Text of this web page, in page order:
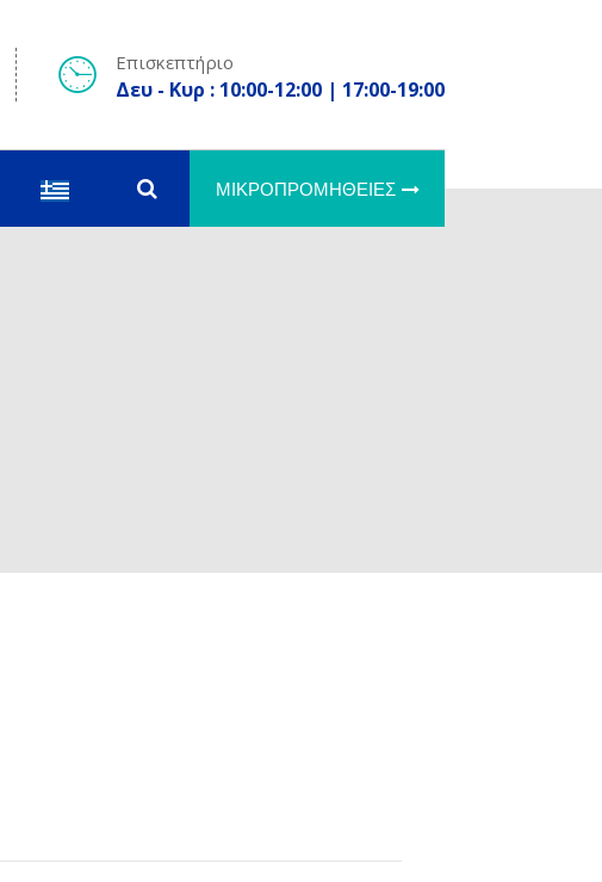
Επισκεπτήριο
Δευ - Κυρ : 10:00-12:00 | 17:00-19:00
ΜΙΚΡΟΠΡΟΜΉΘΕΙΕΣ